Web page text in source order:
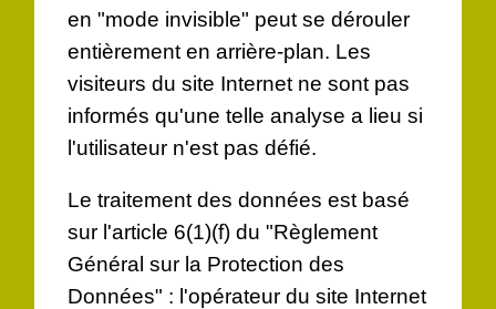
en "mode invisible" peut se dérouler
entièrement en arrière-plan. Les
visiteurs du site Internet ne sont pas
informés qu'une telle analyse a lieu si
l'utilisateur n'est pas défié.
Le traitement des données est basé
sur l'article 6(1)(f) du "Règlement
Général sur la Protection des
Données" : l'opérateur du site Internet